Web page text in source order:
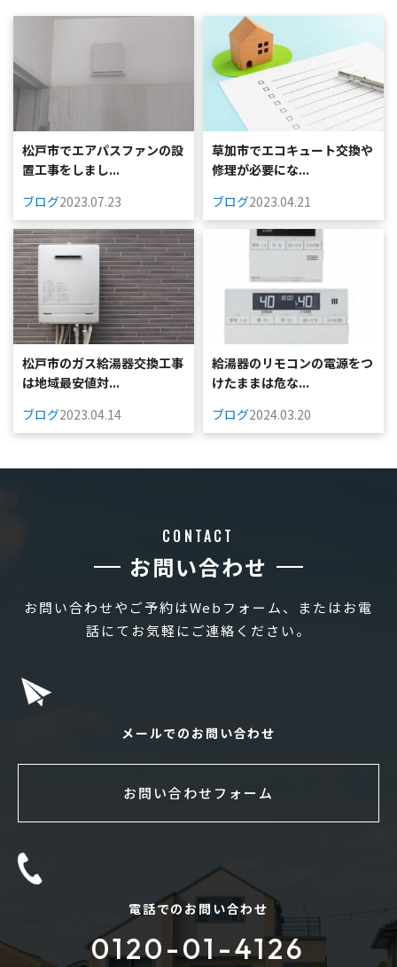
松戸市でエアパスファンの設
置工事をしまし...
ブログ2023.07.23
草加市でエコキュート交換や
修理が必要にな...
ブログ2023.04.21
松戸市のガス給湯器交換工事
は地域最安値対...
ブログ2023.04.14
給湯器のリモコンの電源をつ
けたままは危な...
ブログ2024.03.20
CONTACT
お問い合わせ
お問い合わせやご予約はWebフォーム、またはお電
話にてお気軽にご連絡ください。
メールでのお問い合わせ
お問い合わせフォーム
電話でのお問い合わせ
0120-01-4126